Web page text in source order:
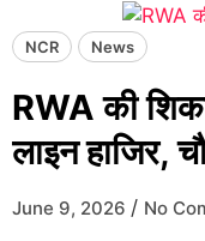
NCR News
RWA की
लाइन हाजिर,
June 9, 2026 / No